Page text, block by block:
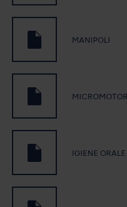
MANIPOLI
MICROMOTORI
IGIENE ORALE